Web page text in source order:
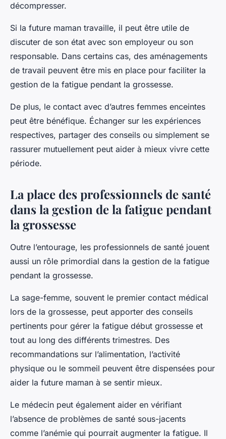
décompresser.
Si la future maman travaille, il peut être utile de
discuter de son état avec son employeur ou son
responsable. Dans certains cas, des aménagements
de travail peuvent être mis en place pour faciliter la
gestion de la fatigue pendant la grossesse.
De plus, le contact avec d’autres femmes enceintes
peut être bénéfique. Échanger sur les expériences
respectives, partager des conseils ou simplement se
rassurer mutuellement peut aider à mieux vivre cette
période.
La place des professionnels de santé
dans la gestion de la fatigue pendant
la grossesse
Outre l’entourage, les professionnels de santé jouent
aussi un rôle primordial dans la gestion de la fatigue
pendant la grossesse.
La sage-femme, souvent le premier contact médical
lors de la grossesse, peut apporter des conseils
pertinents pour gérer la fatigue début grossesse et
tout au long des différents trimestres. Des
recommandations sur l’alimentation, l’activité
physique ou le sommeil peuvent être dispensées pour
aider la future maman à se sentir mieux.
Le médecin peut également aider en vérifiant
l’absence de problèmes de santé sous-jacents
comme l’anémie qui pourrait augmenter la fatigue. Il